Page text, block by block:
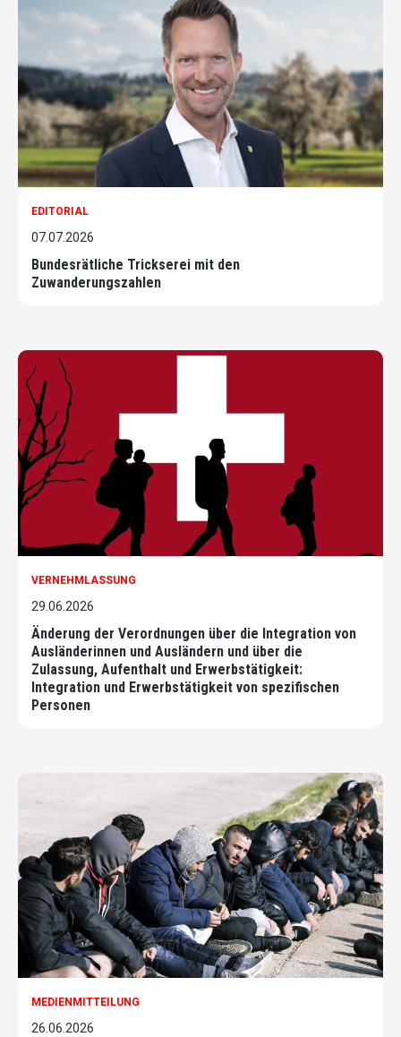
EDITORIAL
07.07.2026
Bundesrätliche Trickserei mit den
Zuwanderungszahlen
VERNEHMLASSUNG
29.06.2026
Änderung der Verordnungen über die Integration von
Ausländerinnen und Ausländern und über die
Zulassung, Aufenthalt und Erwerbstätigkeit:
Integration und Erwerbstätigkeit von spezifischen
Personen
MEDIENMITTEILUNG
26.06.2026